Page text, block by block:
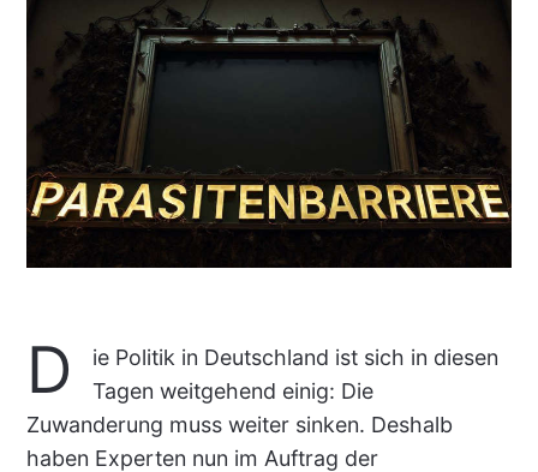
D
ie Politik in Deutschland ist sich in diesen
Tagen weitgehend einig: Die
Zuwanderung muss weiter sinken. Deshalb
haben Experten nun im Auftrag der